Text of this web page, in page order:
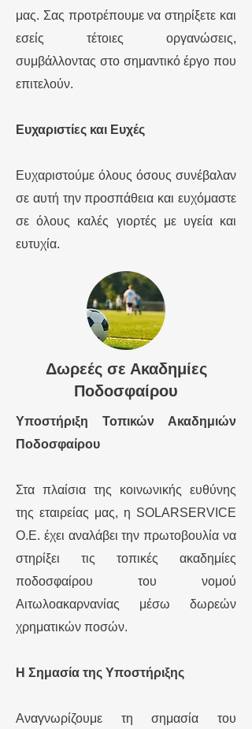
μας. Σας προτρέπουμε να στηρίξετε και
εσείς τέτοιες οργανώσεις,
συμβάλλοντας στο σημαντικό έργο που
επιτελούν.
Ευχαριστίες και Ευχές
Ευχαριστούμε όλους όσους συνέβαλαν
σε αυτή την προσπάθεια και ευχόμαστε
σε όλους καλές γιορτές με υγεία και
ευτυχία.
Δωρεές σε Ακαδημίες
Ποδοσφαίρου
Υποστήριξη Τοπικών Ακαδημιών
Ποδοσφαίρου
Στα πλαίσια της κοινωνικής ευθύνης
της εταιρείας μας, η SOLARSERVICE
O.E. έχει αναλάβει την πρωτοβουλία να
στηρίξει τις τοπικές ακαδημίες
ποδοσφαίρου του νομού
Αιτωλοακαρνανίας μέσω δωρεών
χρηματικών ποσών.
Η Σημασία της Υποστήριξης
Αναγνωρίζουμε τη σημασία του